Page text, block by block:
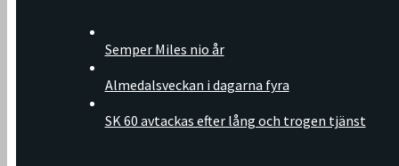
Semper Miles nio år
Almedalsveckan i dagarna fyra
SK 60 avtackas efter lång och trogen tjänst